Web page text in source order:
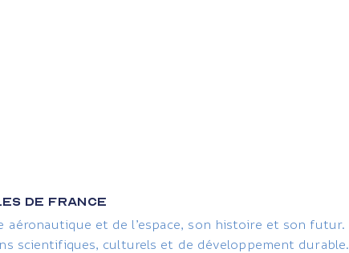
DE FRANCE
et de l’espace, son histoire et son futur.
scientifiques, culturels et de développement durable.